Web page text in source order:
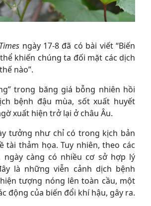
ngày 17-8 đã có bài viết “Biến
khiến chúng ta đối mặt các dịch
nào”.
trong băng giá bỗng nhiên hồi
bệnh đậu mùa, sốt xuất huyết
xuất hiện trở lại ở châu Âu.
tưởng như chỉ có trong kịch bản
tài thảm họa. Tuy nhiên, theo các
ngày càng có nhiều cơ sở hợp lý
là những viễn cảnh dịch bệnh
tượng nóng lên toàn cầu, một
động của biến đổi khí hậu, gây ra.